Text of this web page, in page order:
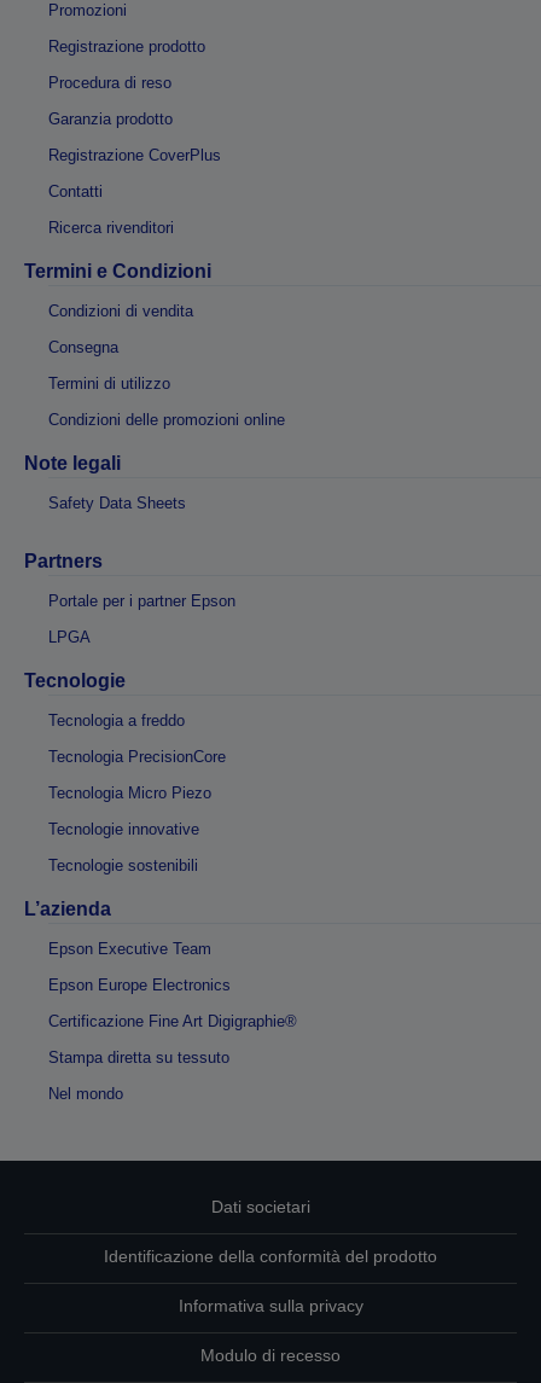
Promozioni
Registrazione prodotto
Procedura di reso
Garanzia prodotto
Registrazione CoverPlus
Contatti
Ricerca rivenditori
Termini e Condizioni
Condizioni di vendita
Consegna
Termini di utilizzo
Condizioni delle promozioni online
Note legali
Safety Data Sheets
Partners
Portale per i partner Epson
LPGA
Tecnologie
Tecnologia a freddo
Tecnologia PrecisionCore
Tecnologia Micro Piezo
Tecnologie innovative
Tecnologie sostenibili
L’azienda
Epson Executive Team
Epson Europe Electronics
Certificazione Fine Art Digigraphie®
Stampa diretta su tessuto
Nel mondo
Dati societari
Identificazione della conformità del prodotto
Informativa sulla privacy
Modulo di recesso